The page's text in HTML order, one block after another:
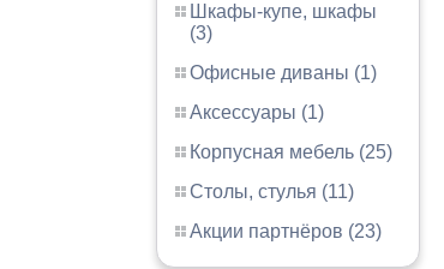
Шкафы-купе, шкафы
(3)
Офисные диваны (1)
Аксессуары (1)
Корпусная мебель (25)
Столы, стулья (11)
Акции партнёров (23)